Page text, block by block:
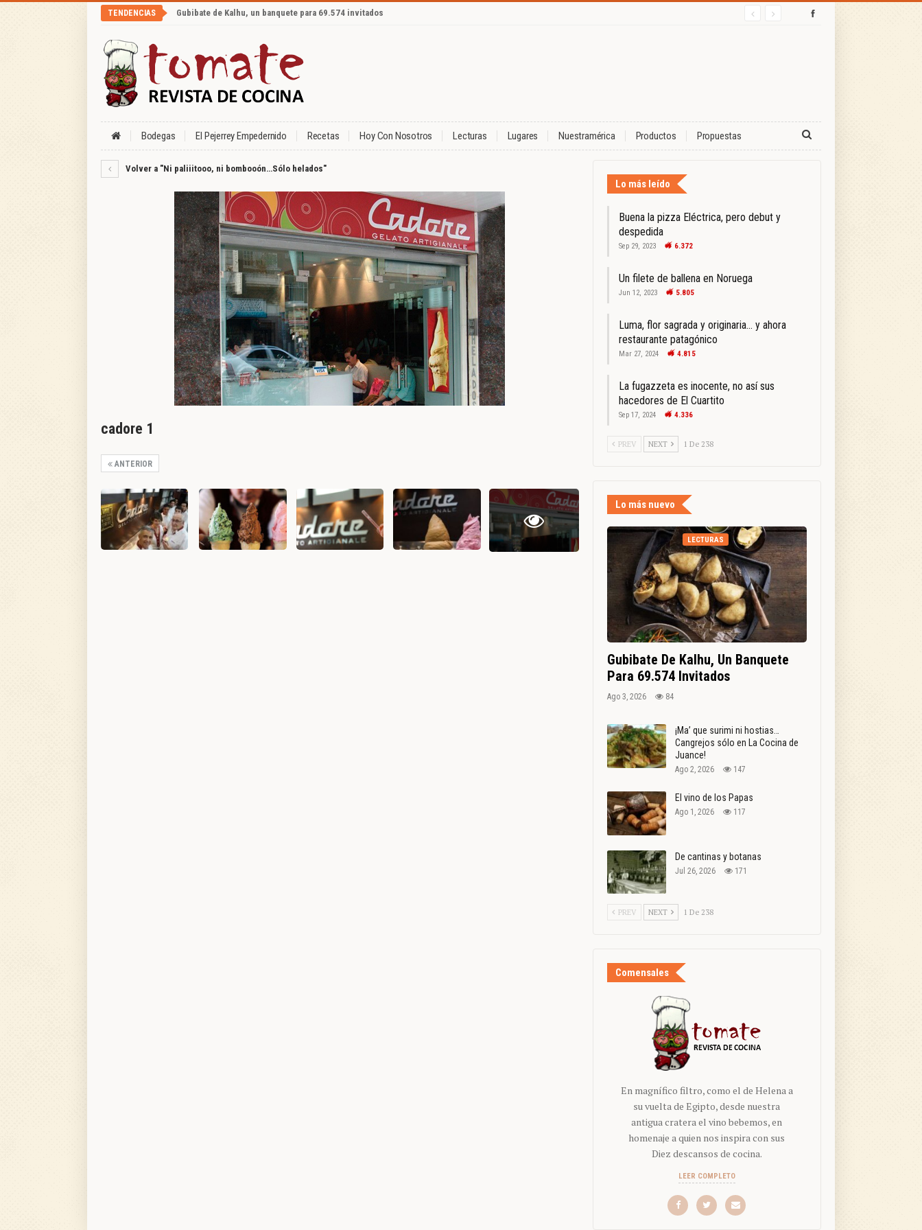
TENDENCIAS Gubibate de Kalhu, un banquete para 69.574 invitados
Bodegas El Pejerrey Empedernido Recetas Hoy Con Nosotros Lecturas Lugares Nuestramérica Productos Propuestas
Volver a "Ni paliiitooo, ni bombooón…Sólo helados"
cadore 1
ANTERIOR
Lo más leído
Buena la pizza Eléctrica, pero debut y
despedida
Sep 29, 2023 6.372
Un filete de ballena en Noruega
Jun 12, 2023 5.805
Luma, flor sagrada y originaria… y ahora
restaurante patagónico
Mar 27, 2024 4.815
La fugazzeta es inocente, no así sus
hacedores de El Cuartito
Sep 17, 2024 4.336
PREV NEXT 1 De 238
Lo más nuevo
LECTURAS
Gubibate De Kalhu, Un Banquete
Para 69.574 Invitados
Ago 3, 2026 84
¡Ma’ que surimi ni hostias…
Cangrejos sólo en La Cocina de
Juance!
Ago 2, 2026 147
El vino de los Papas
Ago 1, 2026 117
De cantinas y botanas
Jul 26, 2026 171
PREV NEXT 1 De 238
Comensales
En magnífico filtro, como el de Helena a
su vuelta de Egipto, desde nuestra
antigua cratera el vino bebemos, en
homenaje a quien nos inspira con sus
Diez descansos de cocina.
LEER COMPLETO